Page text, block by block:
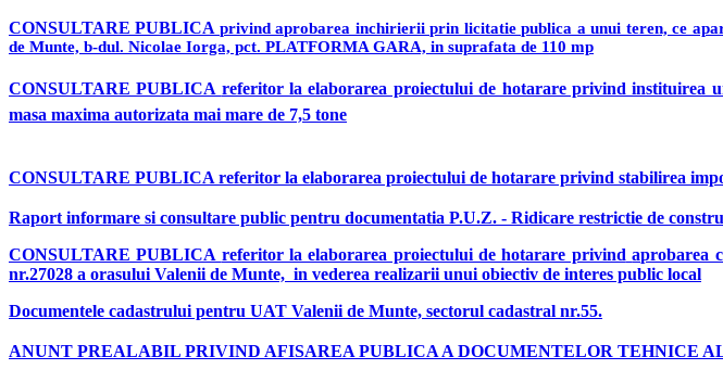
CONSULTARE PUBLICA privind aprobarea inchirierii prin licitatie publica a unui teren, ce
de Munte, b-dul. Nicolae Iorga, pct. PLATFORMA GARA, in suprafata de 110 mp
CONSULTARE PUBLICA referitor la elaborarea proiectului de hotarare privind instituirea
masa maxima autorizata mai mare de 7,5 tone
CONSULTARE PUBLICA referitor la elaborarea proiectului de hotarare privind stabilirea
Raport informare si consultare public pentru documentatia P.U.Z. - Ridicare restrictie de
CONSULTARE PUBLICA referitor la elaborarea proiectului de hotarare privind aprobarea
nr.27028 a orasului Valenii de Munte, in vederea realizarii unui obiectiv de interes public local
Documentele cadastrului pentru UAT Valenii de Munte, sectorul cadastral nr.55.
ANUNT PREALABIL PRIVIND AFISAREA PUBLICA A DOCUMENTELOR TEHNICE